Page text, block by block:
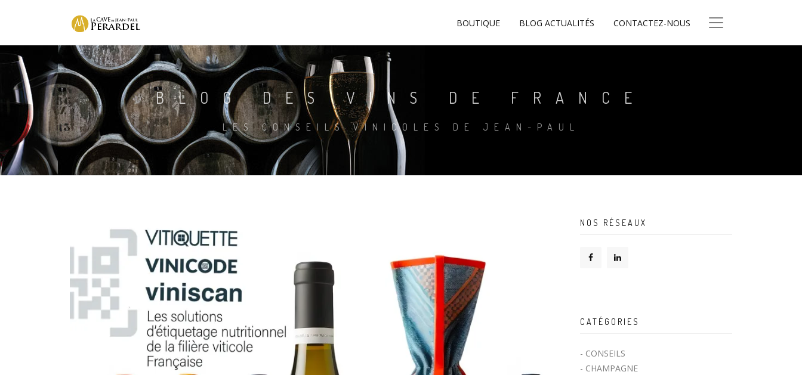
BOUTIQUE BLOG ACTUALITÉS CONTACTEZ-NOUS
BLOG DES VINS DE FRANCE
LES CONSEILS VINICOLES DE JEAN-PAUL
NOS RÉSEAUX
CATÉGORIES
- CONSEILS
- CHAMPAGNE